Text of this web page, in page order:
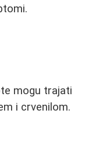
mogu trajati
i crvenilom.